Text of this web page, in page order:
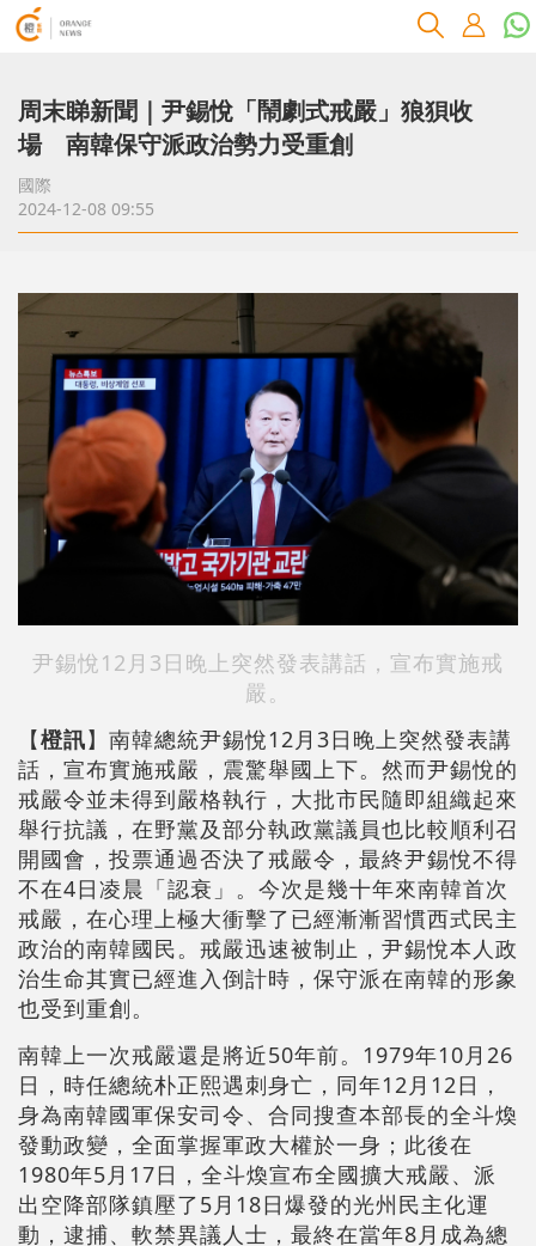
周末睇新聞｜尹錫悅「鬧劇式戒嚴」狼狽收
場 南韓保守派政治勢力受重創
國際
2024-12-08 09:55
尹錫悅12月3日晚上突然發表講話，宣布實施戒
嚴。
【橙訊】南韓總統尹錫悅12月3日晚上突然發表講
話，宣布實施戒嚴，震驚舉國上下。然而尹錫悅的
戒嚴令並未得到嚴格執行，大批市民隨即組織起來
舉行抗議，在野黨及部分執政黨議員也比較順利召
開國會，投票通過否決了戒嚴令，最終尹錫悅不得
不在4日凌晨「認衰」。今次是幾十年來南韓首次
戒嚴，在心理上極大衝擊了已經漸漸習慣西式民主
政治的南韓國民。戒嚴迅速被制止，尹錫悅本人政
治生命其實已經進入倒計時，保守派在南韓的形象
也受到重創。
南韓上一次戒嚴還是將近50年前。1979年10月26
日，時任總統朴正熙遇刺身亡，同年12月12日，
身為南韓國軍保安司令、合同搜查本部長的全斗煥
發動政變，全面掌握軍政大權於一身；此後在
1980年5月17日，全斗煥宣布全國擴大戒嚴、派
出空降部隊鎮壓了5月18日爆發的光州民主化運
動，逮捕、軟禁異議人士，最終在當年8月成為總